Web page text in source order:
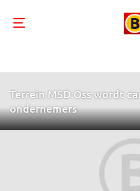
Terrein MSD Oss wordt
ondernemers